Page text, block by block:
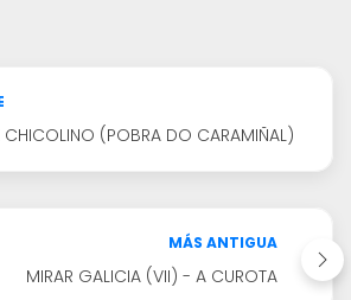
CHICOLINO (POBRA DO CARAMIÑAL)
MÁS ANTIGUA
MIRAR GALICIA (VII) - A CUROTA